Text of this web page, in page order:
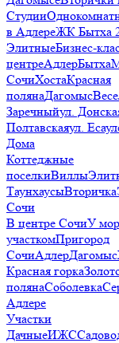
Студии
в АдлереЖК Бытха
ЭлитныеБизнес-
центреАдлерБытха
СочиХостаКрасная
полянаДагомыс
Заречныйул.
Полтавскаяул.
Дома
Коттеджные
поселкиВиллы
ТаунхаусыВторичка
Сочи
В центре СочиУ
участкомПригород
СочиАдлерДагомыс
Красная горка
полянаСоболевка
Адлере
Участки
ДачныеИЖС